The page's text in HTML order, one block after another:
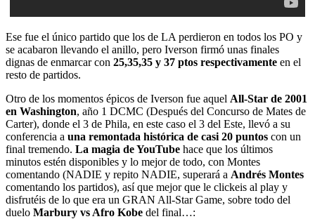
Ese fue el único partido que los de LA perdieron en todos los PO y
se acabaron llevando el anillo, pero Iverson firmó unas finales
dignas de enmarcar con 25,35,35 y 37 ptos respectivamente en el
resto de partidos.
Otro de los momentos épicos de Iverson fue aquel All-Star de 2001
en Washington, año 1 DCMC (Después del Concurso de Mates de
Carter), donde el 3 de Phila, en este caso el 3 del Este, llevó a su
conferencia a una remontada histórica de casi 20 puntos con un
final tremendo. La magia de YouTube hace que los últimos
minutos estén disponibles y lo mejor de todo, con Montes
comentando (NADIE y repito NADIE, superará a Andrés Montes
comentando los partidos), así que mejor que le clickeis al play y
disfrutéis de lo que era un GRAN All-Star Game, sobre todo del
duelo Marbury vs Afro Kobe del final…: